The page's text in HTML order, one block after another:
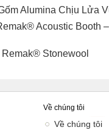
Alumina Chịu Lửa
Acoustic Booth
Stonewool
Về chúng tôi
Về chúng tôi